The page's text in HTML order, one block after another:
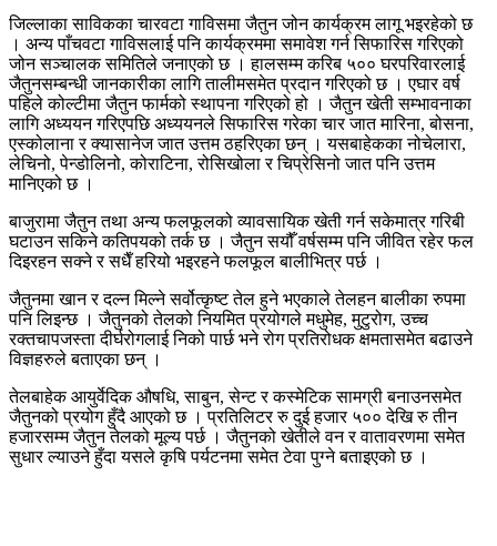
जिल्लाका साविकका चारवटा गाविसमा जैतुन जोन कार्यक्रम लागू भइरहेको छ
। अन्य पाँचवटा गाविसलाई पनि कार्यक्रममा समावेश गर्न सिफारिस गरिएको
जोन सञ्चालक समितिले जनाएको छ । हालसम्म करिब ५०० घरपरिवारलाई
जैतुनसम्बन्धी जानकारीका लागि तालीमसमेत प्रदान गरिएको छ । एघार वर्ष
पहिले कोल्टीमा जैतुन फार्मको स्थापना गरिएको हो । जैतुन खेती सम्भावनाका
लागि अध्ययन गरिएपछि अध्ययनले सिफारिस गरेका चार जात मारिना, बोसना,
एस्कोलाना र क्यासानेज जात उत्तम ठहरिएका छन् । यसबाहेकका नोचेलारा,
लेचिनो, पेन्डोलिनो, कोराटिना, रोसिखोला र चिप्रेसिनो जात पनि उत्तम
मानिएको छ ।
बाजुरामा जैतुन तथा अन्य फलफूलको व्यावसायिक खेती गर्न सकेमात्र गरिबी
घटाउन सकिने कतिपयको तर्क छ । जैतुन सयौँ वर्षसम्म पनि जीवित रहेर फल
दिइरहन सक्ने र सधैँ हरियो भइरहने फलफूल बालीभित्र पर्छ ।
जैतुनमा खान र दल्न मिल्ने सर्वोत्कृष्ट तेल हुने भएकाले तेलहन बालीका रुपमा
पनि लिइन्छ । जैतुनको तेलको नियमित प्रयोगले मधुमेह, मुटुरोग, उच्च
रक्तचापजस्ता दीर्घरोगलाई निको पार्छ भने रोग प्रतिरोधक क्षमतासमेत बढाउने
विज्ञहरुले बताएका छन् ।
तेलबाहेक आयुर्वेदिक औषधि, साबुन, सेन्ट र कस्मेटिक सामग्री बनाउनसमेत
जैतुनको प्रयोग हुँदै आएको छ । प्रतिलिटर रु दुई हजार ५०० देखि रु तीन
हजारसम्म जैतुन तेलको मूल्य पर्छ । जैतुनको खेतीले वन र वातावरणमा समेत
सुधार ल्याउने हुँदा यसले कृषि पर्यटनमा समेत टेवा पुग्ने बताइएको छ ।